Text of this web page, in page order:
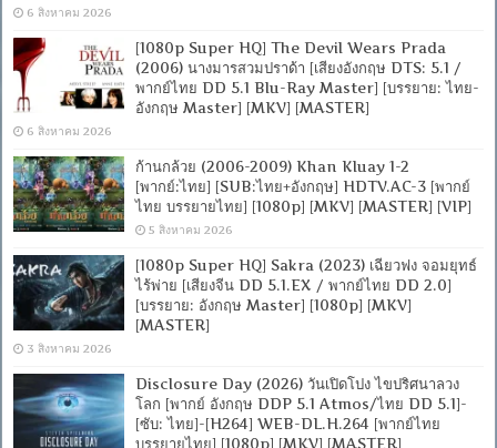
6 สิงหาคม 2026
[1080p Super HQ] The Devil Wears Prada
(2006) นางมารสวมปราด้า [เสียงอังกฤษ DTS: 5.1 /
พากย์ไทย DD 5.1 Blu-Ray Master] [บรรยาย: ไทย-
อังกฤษ Master] [MKV] [MASTER]
6 สิงหาคม 2026
ก้านกล้วย (2006-2009) Khan Kluay 1-2
[พากย์:ไทย] [SUB:ไทย+อังกฤษ] HDTV.AC-3 [พากย์
ไทย บรรยายไทย] [1080p] [MKV] [MASTER] [VIP]
5 สิงหาคม 2026
[1080p Super HQ] Sakra (2023) เฉียวฟง จอมยุทธ์
ไร้พ่าย [เสียงจีน DD 5.1.EX / พากย์ไทย DD 2.0]
[บรรยาย: อังกฤษ Master] [1080p] [MKV]
[MASTER]
3 สิงหาคม 2026
Disclosure Day (2026) วันเปิดโปง ไขปริศนาลวง
โลก [พากย์ อังกฤษ DDP 5.1 Atmos/ไทย DD 5.1]-
[ซับ: ไทย]-[H264] WEB-DL.H.264 [พากย์ไทย
บรรยายไทย] [1080p] [MKV] [MASTER]